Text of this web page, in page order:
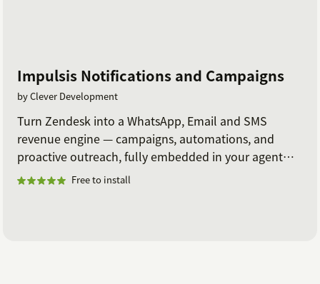
Impulsis Notifications and Campaigns
by Clever Development
Turn Zendesk into a WhatsApp, Email and SMS
revenue engine — campaigns, automations, and
proactive outreach, fully embedded in your agent
workflow.
Free to install